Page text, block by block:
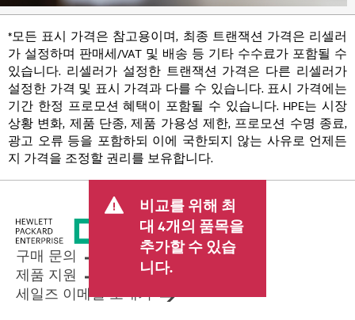
*모든 표시 가격은 참고용이며, 최종 트랜잭션 가격은 리셀러
가 설정하며 판매세/VAT 및 배송 등 기타 수수료가 포함될 수
있습니다. 리셀러가 설정한 트랜잭션 가격은 다른 리셀러가
설정한 가격 및 표시 가격과 다를 수 있습니다. 표시 가격에는
기간 한정 프로모션 혜택이 포함될 수 있습니다. HPE는 시장
상황 변화, 제품 단종, 제품 가용성 제한, 프로모션 수명 종료,
광고 오류 등을 포함하되 이에 국한되지 않는 사유로 언제든
지 가격을 조정할 권리를 보유합니다.
비교를 위해 최
대 4개의 품목을
추가할 수 있습
니다.
구매 문의
제품 지원
세일즈 이메일 보내기